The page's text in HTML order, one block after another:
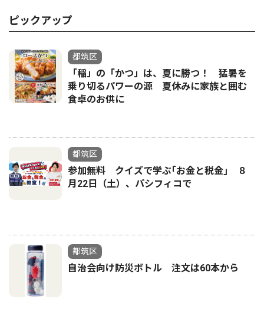
ピックアップ
都筑区
「稲」の「かつ」は、夏に勝つ！ 猛暑を
乗り切るパワーの源 夏休みに家族と囲む
食卓のお供に
都筑区
参加無料 クイズで学ぶ｢お金と税金｣ ８
月22日（土）、パシフィコで
都筑区
自治会向け防災ボトル 注文は60本から